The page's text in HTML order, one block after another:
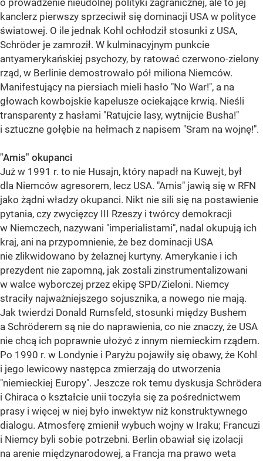
o prowadzenie nieudolnej polityki zagranicznej, ale to jej
kanclerz pierwszy sprzeciwił się dominacji USA w polityce
światowej. O ile jednak Kohl ochłodził stosunki z USA,
Schröder je zamroził. W kulminacyjnym punkcie
antyamerykańskiej psychozy, by ratować czerwono-zielony
rząd, w Berlinie demostrowało pół miliona Niemców.
Manifestujący na piersiach mieli hasło "No War!", a na
głowach kowbojskie kapelusze ociekające krwią. Nieśli
transparenty z hasłami "Ratujcie lasy, wytnijcie Busha!"
i sztuczne gołębie na hełmach z napisem "Sram na wojnę!".
"Amis" okupanci
Już w 1991 r. to nie Husajn, który napadł na Kuwejt, był
dla Niemców agresorem, lecz USA. "Amis" jawią się w RFN
jako żądni władzy okupanci. Nikt nie sili się na postawienie
pytania, czy zwycięzcy III Rzeszy i twórcy demokracji
w Niemczech, nazywani "imperialistami", nadal okupują ich
kraj, ani na przypomnienie, że bez dominacji USA
nie zlikwidowano by żelaznej kurtyny. Amerykanie i ich
prezydent nie zapomną, jak zostali zinstrumentalizowani
w walce wyborczej przez ekipę SPD/Zieloni. Niemcy
straciły najważniejszego sojusznika, a nowego nie mają.
Jak twierdzi Donald Rumsfeld, stosunki między Bushem
a Schröderem są nie do naprawienia, co nie znaczy, że USA
nie chcą ich poprawnie ułożyć z innym niemieckim rządem.
Po 1990 r. w Londynie i Paryżu pojawiły się obawy, że Kohl
i jego lewicowy następca zmierzają do utworzenia
"niemieckiej Europy". Jeszcze rok temu dyskusja Schrödera
i Chiraca o kształcie unii toczyła się za pośrednictwem
prasy i więcej w niej było inwektyw niż konstruktywnego
dialogu. Atmosferę zmienił wybuch wojny w Iraku; Francuzi
i Niemcy byli sobie potrzebni. Berlin obawiał się izolacji
na arenie międzynarodowej, a Francja ma prawo weta